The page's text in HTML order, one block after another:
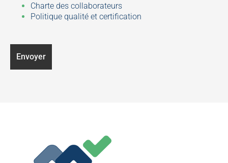
Charte des collaborateurs
Politique qualité et certification